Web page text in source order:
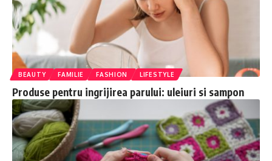
BEAUTY FAMILIE FASHION LIFESTYLE
Produse pentru ingrijirea parului: uleiuri si sampon